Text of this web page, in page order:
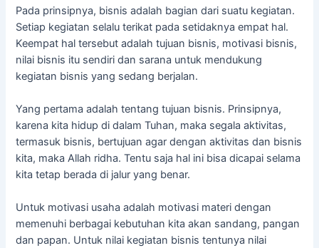
Pada prinsipnya, bisnis adalah bagian dari suatu kegiatan.
Setiap kegiatan selalu terikat pada setidaknya empat hal.
Keempat hal tersebut adalah tujuan bisnis, motivasi bisnis,
nilai bisnis itu sendiri dan sarana untuk mendukung
kegiatan bisnis yang sedang berjalan.
Yang pertama adalah tentang tujuan bisnis. Prinsipnya,
karena kita hidup di dalam Tuhan, maka segala aktivitas,
termasuk bisnis, bertujuan agar dengan aktivitas dan bisnis
kita, maka Allah ridha. Tentu saja hal ini bisa dicapai selama
kita tetap berada di jalur yang benar.
Untuk motivasi usaha adalah motivasi materi dengan
memenuhi berbagai kebutuhan kita akan sandang, pangan
dan papan. Untuk nilai kegiatan bisnis tentunya nilai